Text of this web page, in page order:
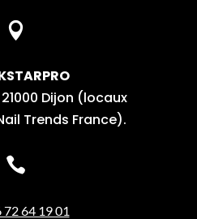

Dijon (locaux
Trends France).

72 64 19 01